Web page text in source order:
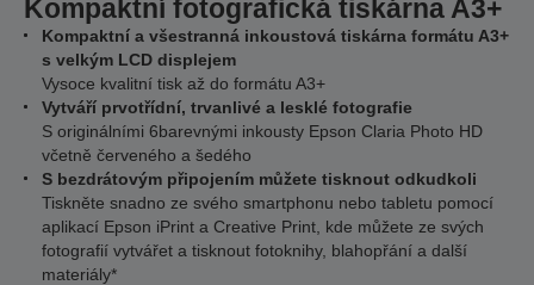
Kompaktní fotografická tiskárna A3+
Kompaktní a všestranná inkoustová tiskárna formátu A3+
s velkým LCD displejem
Vysoce kvalitní tisk až do formátu A3+
Vytváří prvotřídní, trvanlivé a lesklé fotografie
S originálními 6barevnými inkousty Epson Claria Photo HD
včetně červeného a šedého
S bezdrátovým připojením můžete tisknout odkudkoli
Tiskněte snadno ze svého smartphonu nebo tabletu pomocí
aplikací Epson iPrint a Creative Print, kde můžete ze svých
fotografií vytvářet a tisknout fotoknihy, blahopřání a další
materiály*